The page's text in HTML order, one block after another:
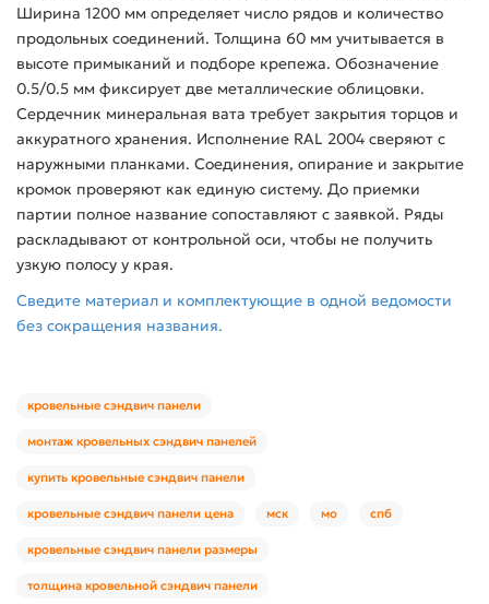
Ширина 1200 мм определяет число рядов и количество
продольных соединений. Толщина 60 мм учитывается в
высоте примыканий и подборе крепежа. Обозначение
0.5/0.5 мм фиксирует две металлические облицовки.
Сердечник минеральная вата требует закрытия торцов и
аккуратного хранения. Исполнение RAL 2004 сверяют с
наружными планками. Соединения, опирание и закрытие
кромок проверяют как единую систему. До приемки
партии полное название сопоставляют с заявкой. Ряды
раскладывают от контрольной оси, чтобы не получить
узкую полосу у края.
Сведите материал и комплектующие в одной ведомости
без сокращения названия.
кровельные сэндвич панели
монтаж кровельных сэндвич панелей
купить кровельные сэндвич панели
кровельные сэндвич панели цена мск мо спб
кровельные сэндвич панели размеры
толщина кровельной сэндвич панели